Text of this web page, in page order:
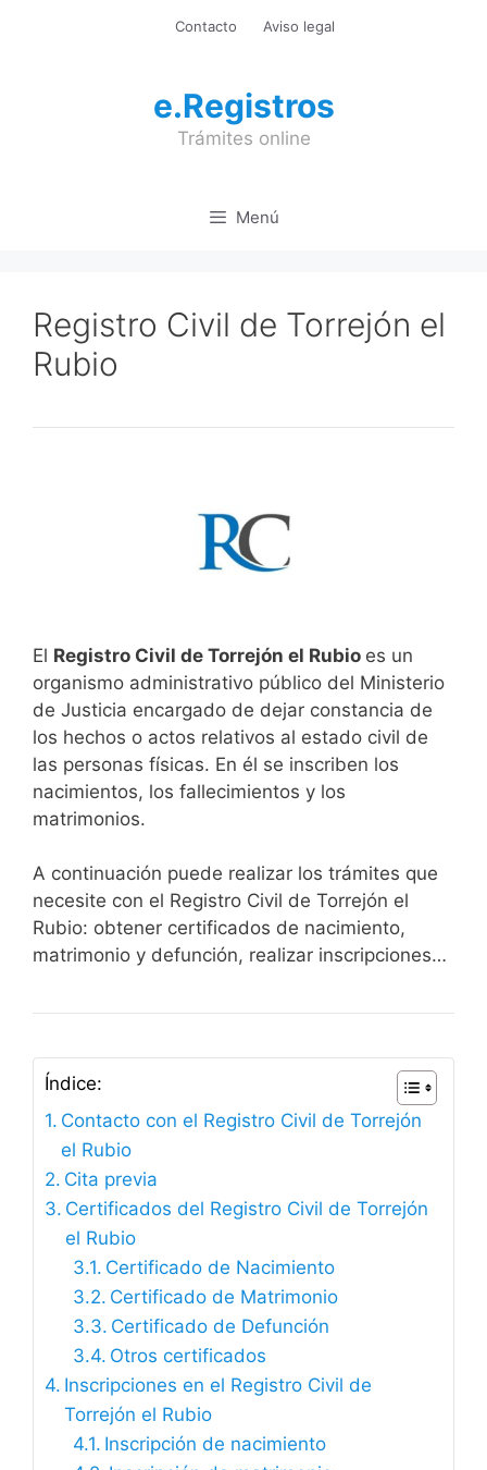
Contacto Aviso legal
e.Registros
Trámites online
Menú
Registro Civil de Torrejón el
Rubio
El Registro Civil de Torrejón el Rubio es un
organismo administrativo público del Ministerio
de Justicia encargado de dejar constancia de
los hechos o actos relativos al estado civil de
las personas físicas. En él se inscriben los
nacimientos, los fallecimientos y los
matrimonios.
A continuación puede realizar los trámites que
necesite con el Registro Civil de Torrejón el
Rubio: obtener certificados de nacimiento,
matrimonio y defunción, realizar inscripciones…
Índice:
Contacto con el Registro Civil de Torrejón
el Rubio
Cita previa
Certificados del Registro Civil de Torrejón
el Rubio
Certificado de Nacimiento
Certificado de Matrimonio
Certificado de Defunción
Otros certificados
Inscripciones en el Registro Civil de
Torrejón el Rubio
Inscripción de nacimiento